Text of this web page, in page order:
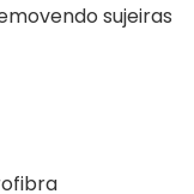
sujeiras